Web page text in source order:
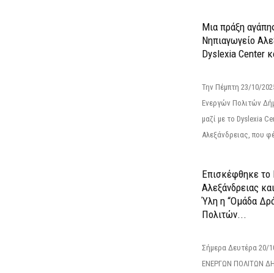
Μια πράξη
Νηπιαγωγείο
Dyslexia Center
Την Πέμπτη 23/10/
Ενεργών Πολιτών
μαζί με το Dyslexia
Αλεξάνδρειας, που
Επισκέφθηκε το
Αλεξάνδρειας
Ύλη η “Ομάδα
Πολιτών...
Σήμερα Δευτέρα
ΕΝΕΡΓΩΝ ΠΟΛΙΤΩΝ